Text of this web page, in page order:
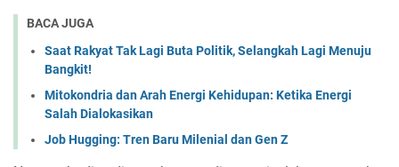
BACA JUGA
Saat Rakyat Tak Lagi Buta Politik, Selangkah Lagi Menuju
Bangkit!
Mitokondria dan Arah Energi Kehidupan: Ketika Energi
Salah Dialokasikan
Job Hugging: Tren Baru Milenial dan Gen Z